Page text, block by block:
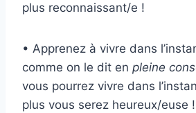
plus reconnaissant/e !
• Apprenez à vivre dans
comme on le dit en pleine
vous pourrez vivre dans
plus vous serez heureux/euse !